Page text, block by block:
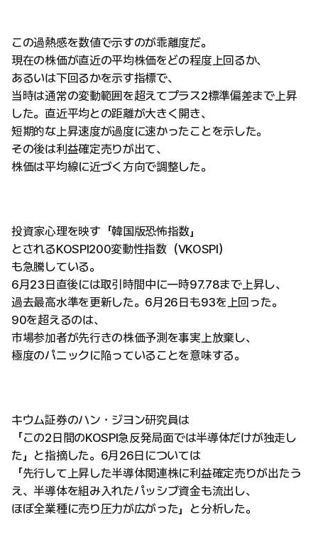
この過熱感を数値で示すのが乖離度だ。
現在の株価が直近の平均株価をどの程度上回るか、
あるいは下回るかを示す指標で、
当時は通常の変動範囲を超えてプラス2標準偏差まで上昇
した。直近平均との距離が大きく開き、
短期的な上昇速度が過度に速かったことを示した。
その後は利益確定売りが出て、
株価は平均線に近づく方向で調整した。
投資家心理を映す「韓国版恐怖指数」
とされるKOSPI200変動性指数（VKOSPI）
も急騰している。
6月23日直後には取引時間中に一時97.78まで上昇し、
過去最高水準を更新した。6月26日も93を上回った。
90を超えるのは、
市場参加者が先行きの株価予測を事実上放棄し、
極度のパニックに陥っていることを意味する。
キウム証券のハン・ジヨン研究員は
「この2日間のKOSPI急反発局面では半導体だけが独走し
た」と指摘した。6月26日については
「先行して上昇した半導体関連株に利益確定売りが出たう
え、半導体を組み入れたパッシブ資金も流出し、
ほぼ全業種に売り圧力が広がった」と分析した。